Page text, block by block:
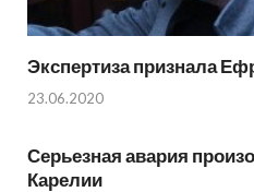
Экспертиза признала
23.06.2020
Серьезная авария
Карелии